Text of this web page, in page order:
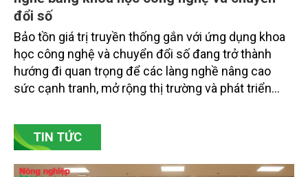
Gốm Ngọc Phù Lãng: Phát huy giá trị làng
nghề bằng khoa học công nghệ và chuyển
đổi số
Bảo tồn giá trị truyền thống gắn với ứng dụng khoa
học công nghệ và chuyển đổi số đang trở thành
bền vững. Tại làng gốm Phù Lãng, xã Phù Lãng, tỉnh
Bắc Ninh, nhiều nghệ nhân và cơ sở sản xuất đã
chủ động đổi mới tư duy, đầu tư công nghệ, xây
TIN TỨC